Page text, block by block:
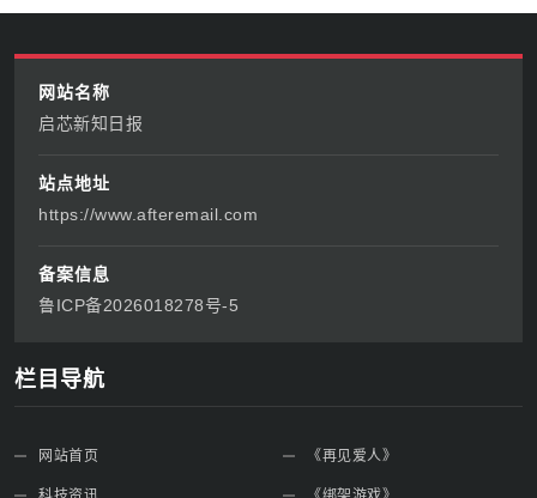
网站名称
启芯新知日报
站点地址
https://www.afteremail.com
备案信息
鲁ICP备2026018278号-5
栏目导航
网站首页 《再见爱人》